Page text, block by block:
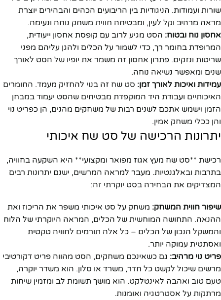
שורות ועמודות. הניגודיות בין הריבועים הכהים והבהירים יוצרת
מראה מרהיב וקל לעין, ומבטיחה חווית משחק נוחה ונעימה.
אחסון נוח ובטוח: הסט מגיע לרוב עם קופסת אחסון ייעודית,
המרופדת בחומר רך, כדי לשמור על הכלים ולהגן עליהם מפני
שריטות ונזקים. פתרון אחסון זה משמר את יופיו של הסט לאורך
שנים ומאפשר נשיאה נוחה.
עמידות ואיכות לאורך זמן: סט שח זה בנוי להחזיק מעמד. החומרים
האיכותיים ועבודת היד המוקפדת מבטיחים שהסט יעמוד במבחן
הזמן וישמש אתכם לשנים רבות של משחקים מהנים, הן כפריט נוי
והן ככלי משחק אמין.
יתרונות הרכישה של סט שח איכותי
רכישת **סט שח מעץ אגוז מפואר ומקצועי** היא השקעה בחוויה,
בתרבות ובאלגנטיות. מעבר למראה המרשים, ישנם יתרונות רבים
המצדיקים את הבחירה בסט יוקרתי זה:
שיפור חווית המשחק: משחק על סט איכותי משפר את הריכוז ואת
ההנאה. התחושה המוחשית של הכלים, המראה היוקרתי של הלוח
והמשקל הנכון של הכלים – כל אלה תורמים לחוויה טקטית
ואסתטית עמוקה יותר.
פריט נוי מרהיב: גם כשאינכם משחקים, הסט מהווה פריט דקורטיבי
מרשים שיכול לקשט כל חדר, משרד או סלון. הוא משדר יוקרה,
טעם טוב ואהבה לאינטלקט. הוא מושך תשומת לב ומזמין שיחות
מרתקות על אסטרטגיה ואומנות.